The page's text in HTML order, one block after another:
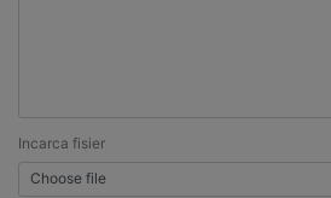
Incarca fisier
Choose file